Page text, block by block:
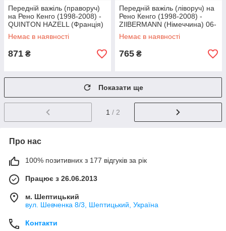
Передній важіль (праворуч)
на Рено Кенго (1998-2008) -
QUINTON HAZELL (Франція)
QSA1548S
Немає в наявності
871 ₴
Передній важіль (ліворуч) на
Рено Кенго (1998-2008) -
ZIlBERMANN (Німеччина) 06-
163
Немає в наявності
765 ₴
Показати ще
1 / 2
Про нас
100% позитивних з 177 відгуків за рік
Працює з 26.06.2013
м. Шептицький
вул. Шевченка 8/3, Шептицький, Україна
Контакти